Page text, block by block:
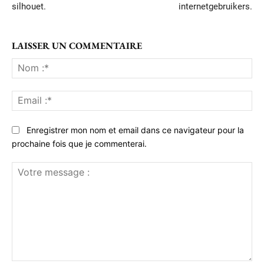
silhouet.
internetgebruikers.
LAISSER UN COMMENTAIRE
:*
:*
Enregistrer mon nom et email dans ce navigateur pour la
prochaine fois que je commenterai.